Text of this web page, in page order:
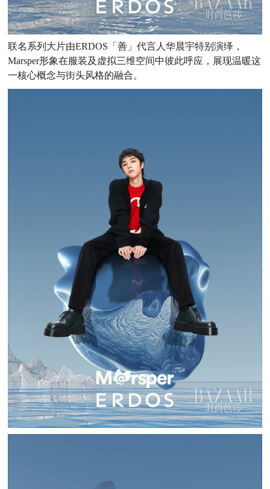
联名系列大片由ERDOS「善」代言人华晨宇特别演绎，
Marsper形象在服装及虚拟三维空间中彼此呼应，展现温暖这
一核心概念与街头风格的融合。